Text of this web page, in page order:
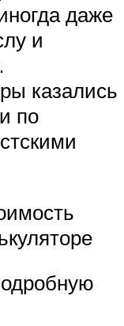
даже
и
казались
по